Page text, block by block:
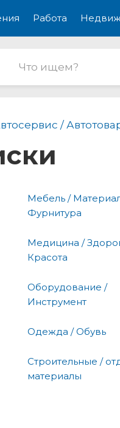
Работа
/
Мебель /
Фурнитура
Медицина /
Красота
Оборудование /
Инструмент
Одежда / Обувь
Строительные /
материалы